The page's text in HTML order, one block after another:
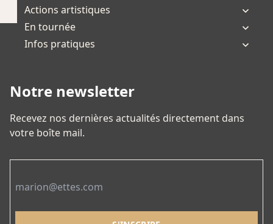
Actions artistiques
En tournée
Infos pratiques
Notre newsletter
Recevez nos dernières actualités directement dans
votre boîte mail.